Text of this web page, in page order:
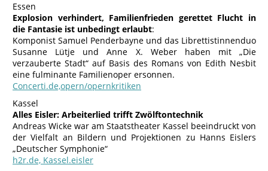
Essen
Explosion verhindert, Familienfrieden gerettet Flucht in
die Fantasie ist unbedingt erlaubt:
Komponist Samuel Penderbayne und das Librettistinnenduo
Susanne Lütje und Anne X. Weber haben mit „Die
verzauberte Stadt“ auf Basis des Romans von Edith Nesbit
eine fulminante Familienoper ersonnen.
Concerti.de,opern/opernkritiken
Kassel
Alles Eisler: Arbeiterlied trifft Zwölftontechnik
Andreas Wicke war am Staatstheater Kassel beeindruckt von
der Vielfalt an Bildern und Projektionen zu Hanns Eislers
„Deutscher Symphonie“
h2r.de, Kassel.eisler